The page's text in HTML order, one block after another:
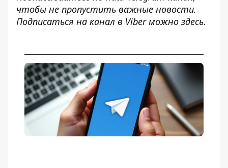
чтобы не пропустить важные новости.
Подписаться на канал в Viber можно здесь.